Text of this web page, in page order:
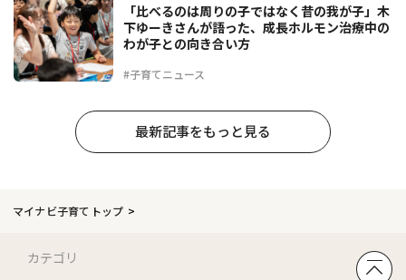
#子育てニュース
「比べるのは周りの子ではなく昔の我が子」木
下ゆーきさんが語った、成長ホルモン治療中の
わが子との向き合い方
最新記事をもっと見る
マイナビ子育てトップ
カテゴリ